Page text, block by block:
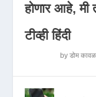
होणार आहे, मी
टीव्ही हिंदी
byडोम